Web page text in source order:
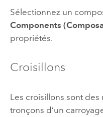
Sélectionnez un
Components
propriétés.
Croisillons
Les croisillons sont
tronçons d’un